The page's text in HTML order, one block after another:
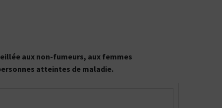
aux non-fumeurs, aux femmes
atteintes de maladie.